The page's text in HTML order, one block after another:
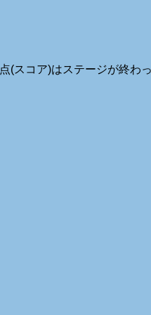
(スコア)はステージが終わ